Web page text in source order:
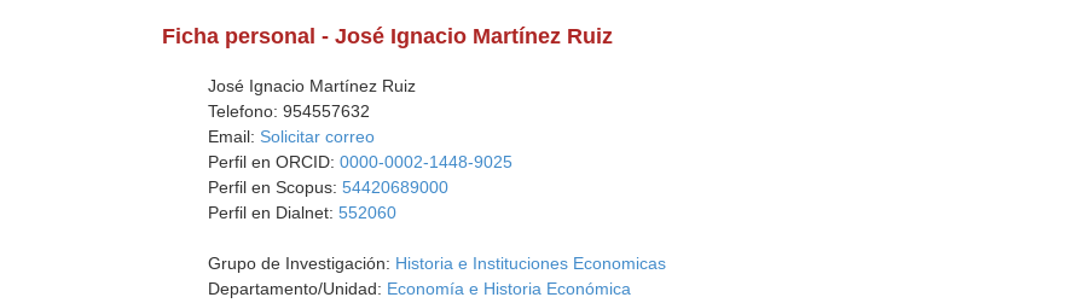
Ficha personal - José Ignacio Martínez Ruiz
José Ignacio Martínez Ruiz
Telefono: 954557632
Email: Solicitar correo
Perfil en ORCID:0000-0002-1448-9025
Perfil en Scopus:54420689000
Perfil en Dialnet:552060
Grupo de Investigación: Historia e Instituciones Economicas
Departamento/Unidad: Economía e Historia Económica